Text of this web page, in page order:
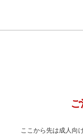
ご
ここから先は成人向